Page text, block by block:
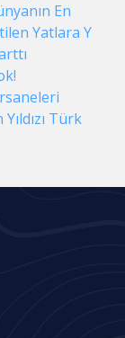
En
Yatlara Y
Türk